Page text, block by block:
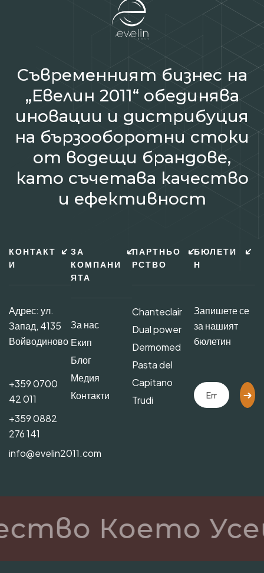
Съвременният бизнес на
„Евелин 2011“ обединява
иновации и дистрибуция
на бързооборотни стоки
от водещи брандове,
като съчетава качество
и ефективност
КОНТАКТ
И
Адрес: ул.
Запад, 4135
Войводиново
+359 0700
42 011
+359 0882
276 141
info@evelin2011.com
ЗА
КОМПАНИ
ЯТА
За нас
Екип
Блог
Медия
Контакти
ПАРТНЬО
РСТВО
Chanteclair
Dual power
Dermomed
Pasta del
Capitano
Trudi
БЮЛЕТИ
Н
Запишете се
за нашият
бюлетин
Което